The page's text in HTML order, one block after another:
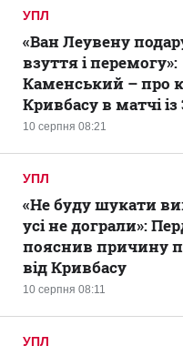
УПЛ
10 серпня 08:21
«Ван Леувену
взуття і перемогу»:
Каменський – про
Кривбасу в матчі
УПЛ
10 серпня 08:11
«Не буду шукати
усі не дограли»:
пояснив причину
від Кривбасу
УПЛ